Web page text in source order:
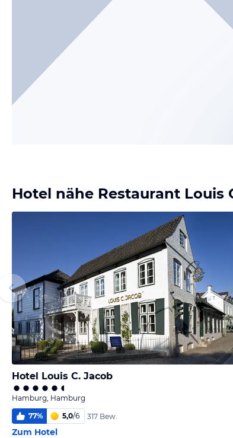
Hotel nähe Restaurant Louis
Hotel Louis C. Jacob
Hamburg, Hamburg
77% 5,0/6 317 Bew.
Zum Hotel